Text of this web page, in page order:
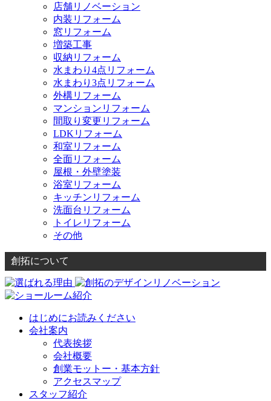
店舗リノベーション
内装リフォーム
窓リフォーム
増築工事
収納リフォーム
水まわり4点リフォーム
水まわり3点リフォーム
外構リフォーム
マンションリフォーム
間取り変更リフォーム
LDKリフォーム
和室リフォーム
全面リフォーム
屋根・外壁塗装
浴室リフォーム
キッチンリフォーム
洗面台リフォーム
トイレリフォーム
その他
創拓について
はじめにお読みください
会社案内
代表挨拶
会社概要
創業モットー・基本方針
アクセスマップ
スタッフ紹介